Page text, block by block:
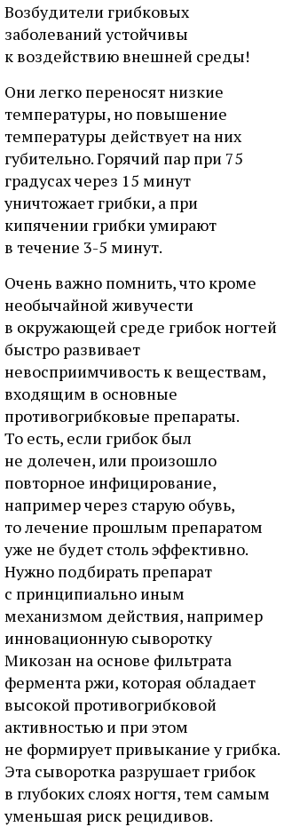
Возбудители грибковых
заболеваний устойчивы
к воздействию внешней среды!
Они легко переносят низкие
температуры, но повышение
температуры действует на них
губительно. Горячий пар при 75
градусах через 15 минут
уничтожает грибки, а при
кипячении грибки умирают
в течение 3-5 минут.
Очень важно помнить, что кроме
необычайной живучести
в окружающей среде грибок ногтей
быстро развивает
невосприимчивость к веществам,
входящим в основные
противогрибковые препараты.
То есть, если грибок был
не долечен, или произошло
повторное инфицирование,
например через старую обувь,
то лечение прошлым препаратом
уже не будет столь эффективно.
Нужно подбирать препарат
с принципиально иным
механизмом действия, например
инновационную сыворотку
Микозан на основе фильтрата
фермента ржи, которая обладает
высокой противогрибковой
активностью и при этом
не формирует привыкание у грибка.
Эта сыворотка разрушает грибок
в глубоких слоях ногтя, тем самым
уменьшая риск рецидивов.